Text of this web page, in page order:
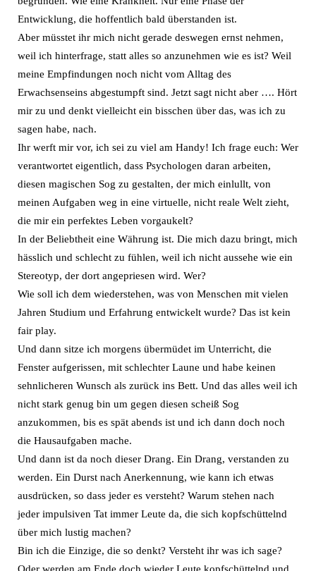
Entwicklung, die hoffentlich bald überstanden ist.
Aber müsstet ihr mich nicht gerade deswegen ernst nehmen,
weil ich hinterfrage, statt alles so anzunehmen wie es ist? Weil
meine Empfindungen noch nicht vom Alltag des
Erwachsenseins abgestumpft sind. Jetzt sagt nicht aber …. Hört
mir zu und denkt vielleicht ein bisschen über das, was ich zu
sagen habe, nach.
Ihr werft mir vor, ich sei zu viel am Handy! Ich frage euch: Wer
verantwortet eigentlich, dass Psychologen daran arbeiten,
diesen magischen Sog zu gestalten, der mich einlullt, von
meinen Aufgaben weg in eine virtuelle, nicht reale Welt zieht,
die mir ein perfektes Leben vorgaukelt?
In der Beliebtheit eine Währung ist. Die mich dazu bringt, mich
hässlich und schlecht zu fühlen, weil ich nicht aussehe wie ein
Stereotyp, der dort angepriesen wird. Wer?
Wie soll ich dem wiederstehen, was von Menschen mit vielen
Jahren Studium und Erfahrung entwickelt wurde? Das ist kein
fair play.
Und dann sitze ich morgens übermüdet im Unterricht, die
Fenster aufgerissen, mit schlechter Laune und habe keinen
sehnlicheren Wunsch als zurück ins Bett. Und das alles weil ich
nicht stark genug bin um gegen diesen scheiß Sog
anzukommen, bis es spät abends ist und ich dann doch noch
die Hausaufgaben mache.
Und dann ist da noch dieser Drang. Ein Drang, verstanden zu
werden. Ein Durst nach Anerkennung, wie kann ich etwas
ausdrücken, so dass jeder es versteht? Warum stehen nach
jeder impulsiven Tat immer Leute da, die sich kopfschüttelnd
über mich lustig machen?
Bin ich die Einzige, die so denkt? Versteht ihr was ich sage?
Oder werden am Ende doch wieder Leute kopfschüttelnd und